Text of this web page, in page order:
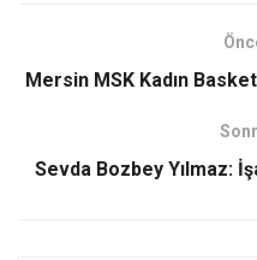
o
k
d
n
Mersin MSK Kadın
Sevda Bozbey Yılmaz: